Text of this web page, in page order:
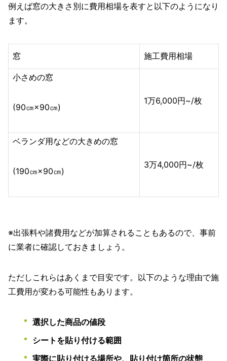
例えば窓の大きさ別に費用相場を表すと以下のようになり
ます。
窓 施工費用相場
小さめの窓
(90㎝×90㎝)
1万6,000円~/枚
ベランダ用などの大きめの窓
(190㎝×90㎝)
3万4,000円~/枚
※出張料や諸費用などが加算されることもあるので、事前
に業者に確認しておきましょう。
ただしこれらはあくまで目安です。以下のような理由で施
工費用が変わる可能性もあります。
選択した商品の値段
シートを貼り付ける範囲
実際に貼り付ける場所や、貼り付け箇所の状態